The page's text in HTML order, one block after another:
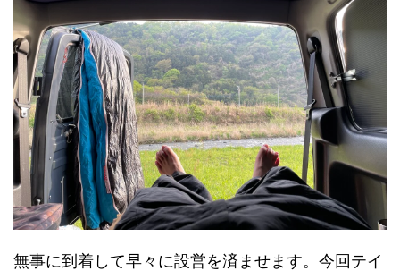
無事に到着して早々に設営を済ませます。今回テイ